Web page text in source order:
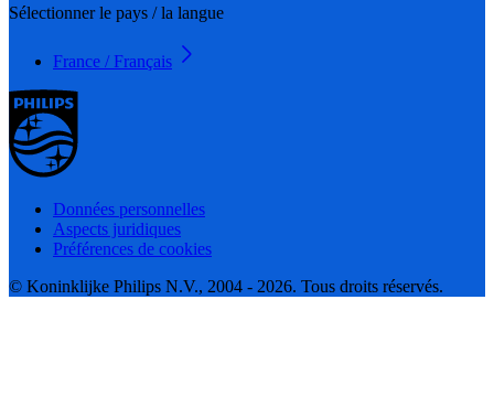
Sélectionner le pays / la langue
France / Français
Données personnelles
Aspects juridiques
Préférences de cookies
© Koninklijke Philips N.V., 2004 - 2026. Tous droits réservés.